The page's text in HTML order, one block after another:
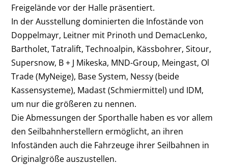
Freigelände vor der Halle präsentiert.
In der Ausstellung dominierten die Infostände von
Doppelmayr, Leitner mit Prinoth und DemacLenko,
Bartholet, Tatralift, Technoalpin, Kässbohrer, Sitour,
Supersnow, B + J Mikeska, MND-Group, Meingast, Ol
Trade (MyNeige), Base System, Nessy (beide
Kassensysteme), Madast (Schmiermittel) und IDM,
um nur die größeren zu nennen.
Die Abmessungen der Sporthalle haben es vor allem
den Seilbahnherstellern ermöglicht, an ihren
Infoständen auch die Fahrzeuge ihrer Seilbahnen in
Originalgröße auszustellen.